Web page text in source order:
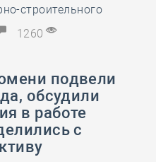
строительного
1260
подвели
обсудили
в работе
с